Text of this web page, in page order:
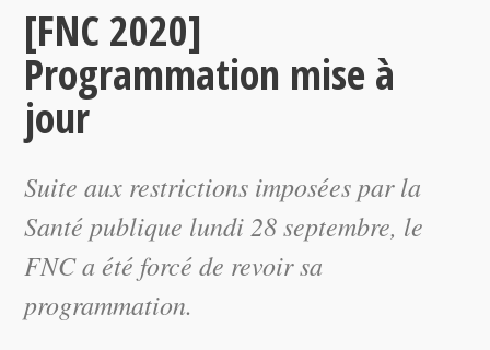
[FNC 2020]
Programmation mise à
jour
Suite aux restrictions imposées par la
Santé publique lundi 28 septembre, le
FNC a été forcé de revoir sa
programmation.